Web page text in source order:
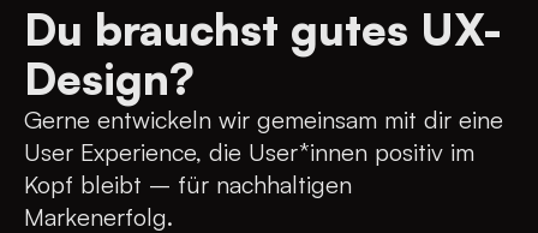
Du brauchst gutes UX-
Design?
Gerne entwickeln wir gemeinsam mit dir eine
User Experience, die User*innen positiv im
Kopf bleibt – für nachhaltigen
Markenerfolg.